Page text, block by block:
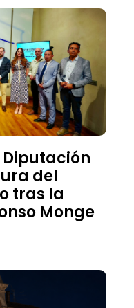
Diputación
del
tras la
Monge